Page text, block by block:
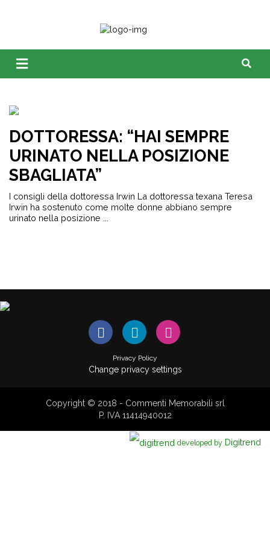
DOTTORESSA: “HAI SEMPRE
URINATO NELLA POSIZIONE
SBAGLIATA”
I consigli della dottoressa Irwin La dottoressa texana Teresa
Irwin ha sostenuto come molte donne abbiano sempre
urinato nella posizione ...
Privacy Policy
Change privacy settings
Copyright © 2018 - Commenti Memorabili srl
P. IVA 11414940012
developed by Digitrend